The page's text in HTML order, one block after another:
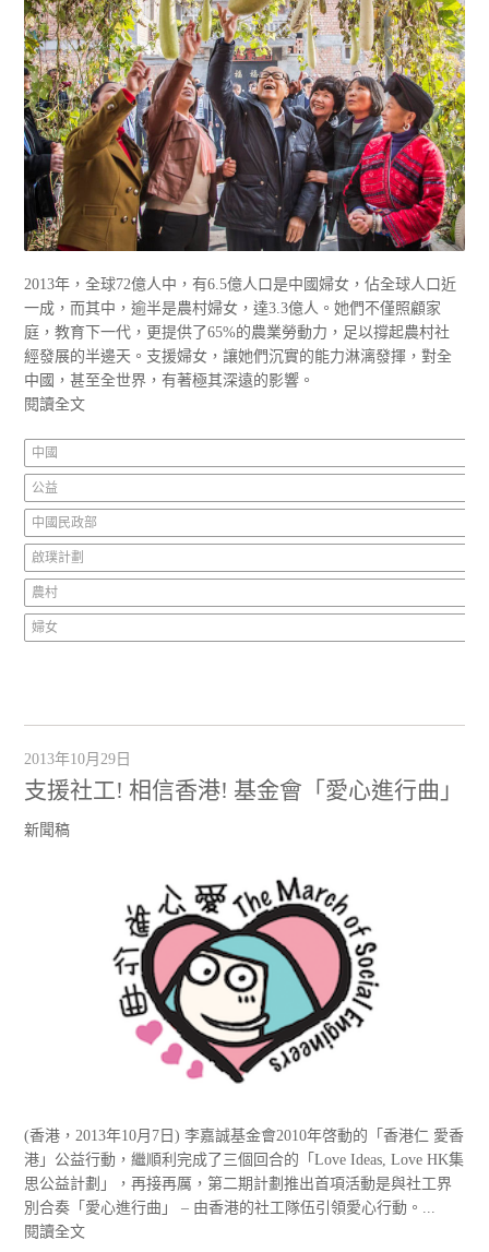
2013年，全球72億人中，有6.5億人口是中國婦女，佔全球人口近
一成，而其中，逾半是農村婦女，達3.3億人。她們不僅照顧家
庭，教育下一代，更提供了65%的農業勞動力，足以撐起農村社
經發展的半邊天。支援婦女，讓她們沉實的能力淋漓發揮，對全
中國，甚至全世界，有著極其深遠的影響。
閱讀全文
中國
公益
中國民政部
啟璞計劃
農村
婦女
2013年10月29日
支援社工! 相信香港! 基金會「愛心進行曲」
新聞稿
(香港，2013年10月7日) 李嘉誠基金會2010年啓動的「香港仁 愛香
港」公益行動，繼順利完成了三個回合的「Love Ideas, Love HK集
思公益計劃」，再接再厲，第二期計劃推出首項活動是與社工界
別合奏「愛心進行曲」 – 由香港的社工隊伍引領愛心行動。...
閱讀全文